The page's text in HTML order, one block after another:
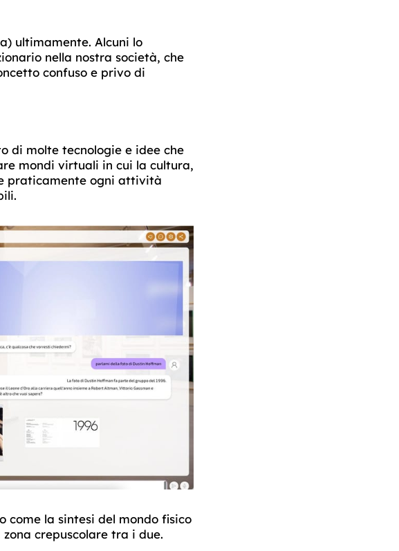
ultimamente. Alcuni lo
nella nostra società, che
confuso e privo di
di molte tecnologie e idee che
mondi virtuali in cui la cultura,
praticamente ogni attività
come la sintesi del mondo fisico
crepuscolare tra i due.